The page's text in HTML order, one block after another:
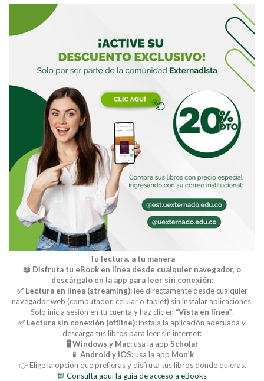
Buscar
Buscar
Tu lectura, a tu manera
📖 Disfruta tu eBook en línea desde cualquier navegador, o
descárgalo en la app para leer sin conexión:
✅ Lectura en línea (streaming):lee directamente desde cualquier
navegador web (computador, celular o tablet) sin instalar aplicaciones.
Solo inicia sesión en tu cuenta y haz clic en “Vista en línea”.
✅ Lectura sin conexión (offline):instala la aplicación adecuada y
descarga tus libros para leer sin internet:
🖥️ Windows y Mac:usa la app Scholar
📱 Android y iOS:usa la app Mon’k
👉 Elige la opción que prefieras y disfruta tus libros donde quieras.
📘 Consulta aquí la guía de acceso a eBooks